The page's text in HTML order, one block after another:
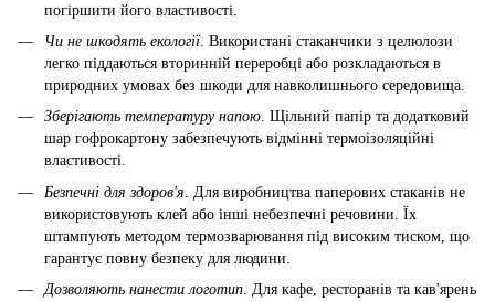
погіршити його властивості.
Чи не шкодять екології. Використані стаканчики з целюлози
легко піддаються вторинній переробці або розкладаються в
природних умовах без шкоди для навколишнього середовища.
Зберігають температуру напою. Щільний папір та додатковий
шар гофрокартону забезпечують відмінні термоізоляційні
властивості.
Безпечні для здоров'я . Для виробництва паперових стаканів не
використовують клей або інші небезпечні речовини. Їх
штампують методом термозварювання під високим тиском, що
гарантує повну безпеку для людини.
Дозволяють нанести логотип. Для кафе, ресторанів та кав'ярень